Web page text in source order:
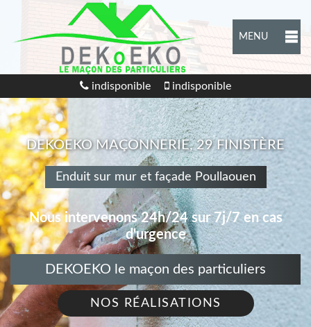
MENU
indisponible indisponible
DEKOEKO MAÇONNERIE, 29 FINISTÈRE
Enduit sur mur et façade Poullaouen
Nous intervenons 24h/24 sur 7j/7 en cas
d'urgence
DEKOEKO le maçon des particuliers
NOS RÉALISATIONS